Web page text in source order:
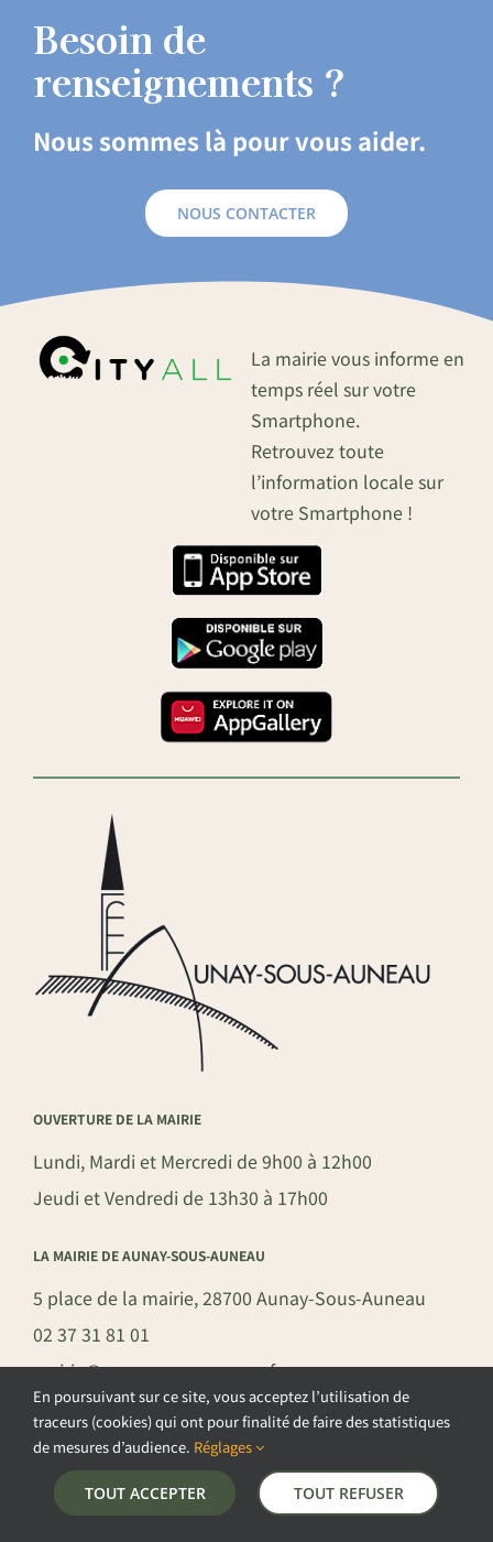
Besoin de
renseignements ?
Nous sommes là pour vous aider.
NOUS CONTACTER
La mairie vous informe en
temps réel sur votre
Smartphone.
Retrouvez toute
l’information locale sur
votre Smartphone !
OUVERTURE DE LA MAIRIE
Lundi, Mardi et Mercredi de 9h00 à 12h00
Jeudi et Vendredi de 13h30 à 17h00
LA MAIRIE DE AUNAY-SOUS-AUNEAU
5 place de la mairie, 28700 Aunay-Sous-Auneau
02 37 31 81 01
mairie@aunay-sous-auneau.fr
©COPYRIGHT 2026 – COMMUNE DE AUNAY-SOUS-AUNEAU –
POLITIQUE DE CONFIDENTIALITÉ
GESTION DES COOKIES
–
En poursuivant sur ce site, vous acceptez l’utilisation de
traceurs (cookies) qui ont pour finalité de faire des statistiques
de mesures d’audience. Réglages
TOUT ACCEPTER TOUT REFUSER